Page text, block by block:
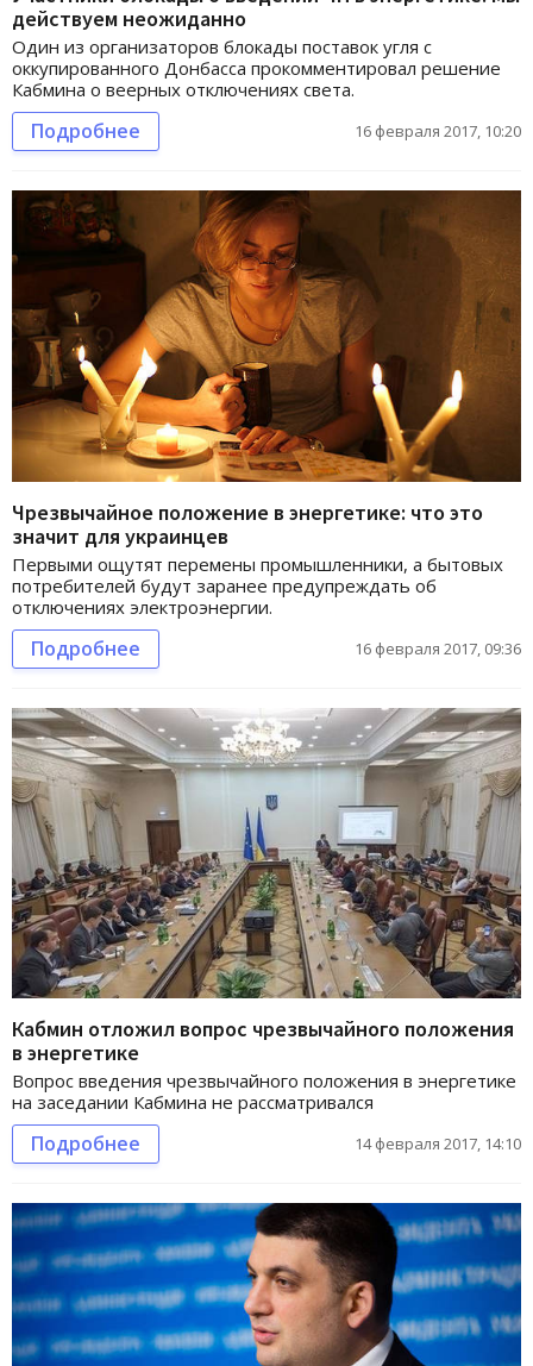
действуем неожиданно
Один из организаторов блокады поставок угля с
оккупированного Донбасса прокомментировал решение
Кабмина о веерных отключениях света.
Подробнее 16 февраля 2017, 10:20
Чрезвычайное положение в энергетике: что это
значит для украинцев
Первыми ощутят перемены промышленники, а бытовых
потребителей будут заранее предупреждать об
отключениях электроэнергии.
Подробнее 16 февраля 2017, 09:36
Кабмин отложил вопрос чрезвычайного положения
в энергетике
Вопрос введения чрезвычайного положения в энергетике
на заседании Кабмина не рассматривался
Подробнее 14 февраля 2017, 14:10